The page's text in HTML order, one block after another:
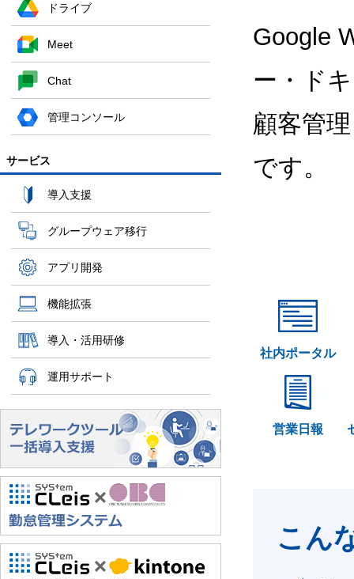
ドライブ
Meet
Chat
管理コンソール
サービス
導入支援
グループウェア移行
アプリ開発
機能拡張
導入・活用研修
運用サポート
Google
ー・ド
顧客管
です。
社内ポータル
営業日報
こん